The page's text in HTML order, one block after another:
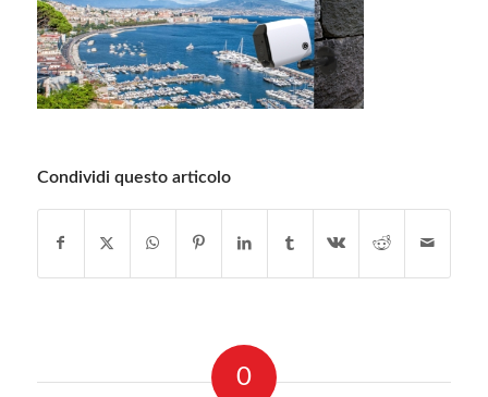
Condividi questo articolo
0